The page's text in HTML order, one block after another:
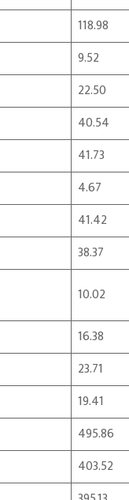
118.98
9.52
22.50
40.54
41.73
4.67
41.42
38.37
10.02
16.38
23.71
19.41
495.86
403.52